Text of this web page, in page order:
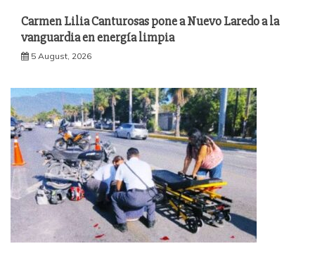
Carmen Lilia Canturosas pone a Nuevo Laredo a la
vanguardia en energía limpia
5 August, 2026